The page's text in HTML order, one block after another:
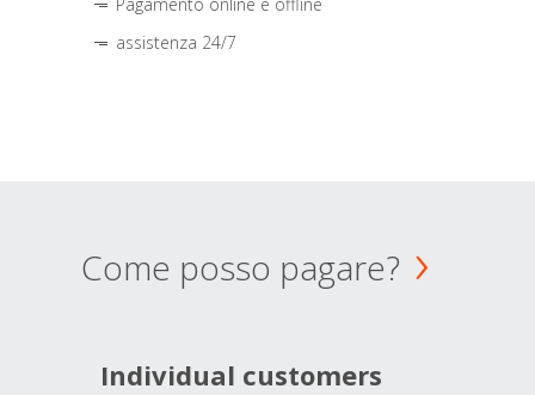
assistenza 24/7
Come posso pagare?
Individual customers